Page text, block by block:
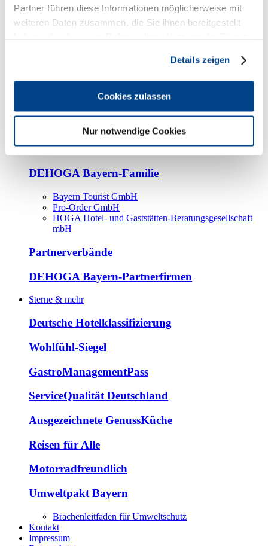
Partner führen diese Informationen möglicherweise mit
weiteren Daten zusammen, die Sie ihnen bereitgestellt
Details zeigen
Cookies zulassen
Nur notwendige Cookies
Kooperationspartner
Tourismusorganisationen
Bayern Tourismus Marketing GmbH
DEHOGA-Familie
Bundesverband
Fachverbände
DEHOGA Bayern-Familie
Bayern Tourist GmbH
Pro-Order GmbH
HOGA Hotel- und Gaststätten-Beratungsgesellschaft
mbH
Partnerverbände
DEHOGA Bayern-Partnerfirmen
Sterne & mehr
Deutsche Hotelklassifizierung
Wohlfühl-Siegel
GastroManagementPass
ServiceQualität Deutschland
Ausgezeichnete GenussKüche
Reisen für Alle
Motorradfreundlich
Umweltpakt Bayern
Brachenleitfaden für Umweltschutz
Kontakt
Impressum